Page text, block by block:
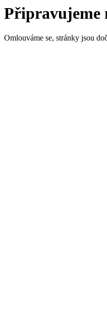
Připravujeme
Omlouváme se, stránky jsou